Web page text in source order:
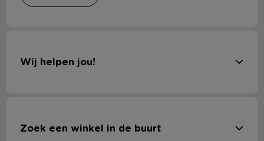
Wij helpen jou!
Zoek een winkel in de buurt